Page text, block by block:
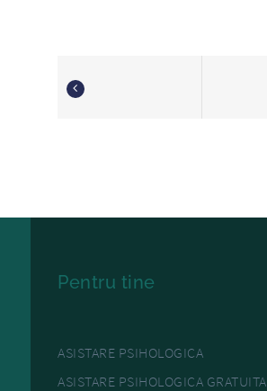
Pentru tine
ASISTARE PSIHOLOGICA
ASISTARE PSIHOLOGICA GRATUITA